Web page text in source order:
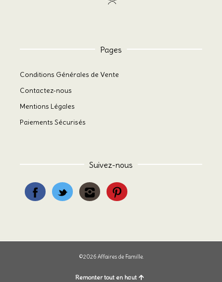
Pages
Conditions Générales de Vente
Contactez-nous
Mentions Légales
Paiements Sécurisés
Suivez-nous
©2026 Affaires de Famille.
Remonter tout en haut